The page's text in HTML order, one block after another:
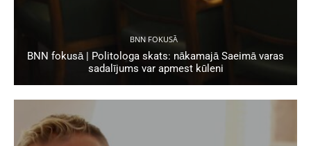
BNN FOKUSĀ
BNN fokusā | Politologa skats: nākamajā Saeimā varas
sadalījums var apmest kūleni